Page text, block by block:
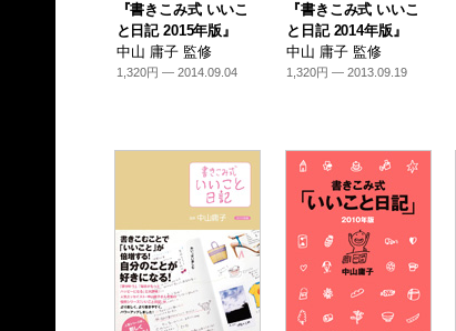
『書きこみ式 いいこ
と日記 2015年版』
中山 庸子 監修
1,320円 — 2014.09.04
『書きこみ式 いいこ
と日記 2014年版』
中山 庸子 監修
1,320円 — 2013.09.19